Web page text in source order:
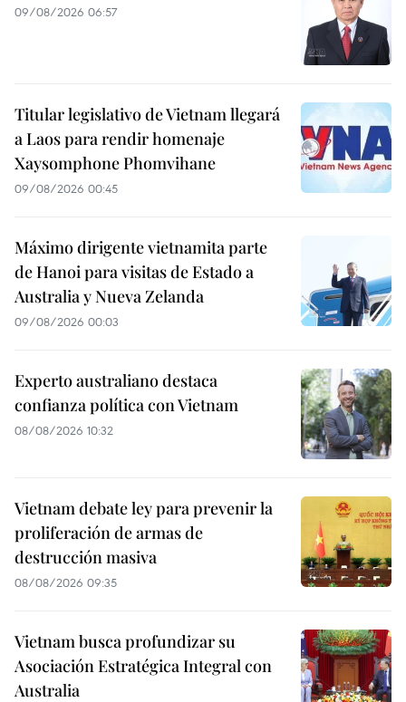
09/08/2026 06:57
Titular legislativo de Vietnam llegará
a Laos para rendir homenaje
Xaysomphone Phomvihane
09/08/2026 00:45
Máximo dirigente vietnamita parte
de Hanoi para visitas de Estado a
Australia y Nueva Zelanda
09/08/2026 00:03
Experto australiano destaca
confianza política con Vietnam
08/08/2026 10:32
Vietnam debate ley para prevenir la
proliferación de armas de
destrucción masiva
08/08/2026 09:35
Vietnam busca profundizar su
Asociación Estratégica Integral con
Australia